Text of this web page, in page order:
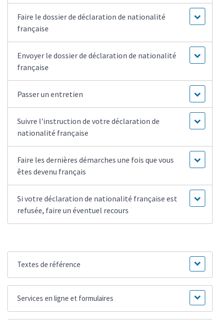
Faire le dossier de déclaration de nationalité
française
Envoyer le dossier de déclaration de nationalité
française
Passer un entretien
Suivre l'instruction de votre déclaration de
nationalité française
Faire les dernières démarches une fois que vous
êtes devenu français
Si votre déclaration de nationalité française est
refusée, faire un éventuel recours
Textes de référence
Services en ligne et formulaires